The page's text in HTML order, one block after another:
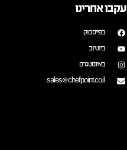
עקבו אחרינו
בפייסבוק
ביוטיוב
באינסטגרם
sales@chefpoint.co.il